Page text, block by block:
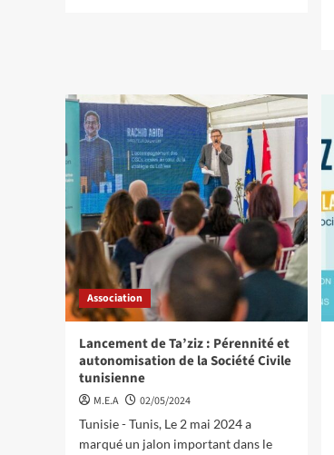
Association
Lancement de Ta’ziz : Pérennité et
autonomisation de la Société Civile
tunisienne
M.E.A
02/05/2024
Tunisie - Tunis, Le 2 mai 2024 a
marqué un jalon important dans le